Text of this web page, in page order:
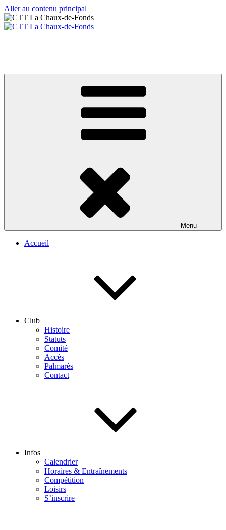
Aller au contenu principal
Menu
Accueil
Club
Histoire
Statuts
Comité
Accès
Palmarès
Contact
Infos
Calendrier
Horaires & Entraînements
Compétition
Loisirs
S’inscrire